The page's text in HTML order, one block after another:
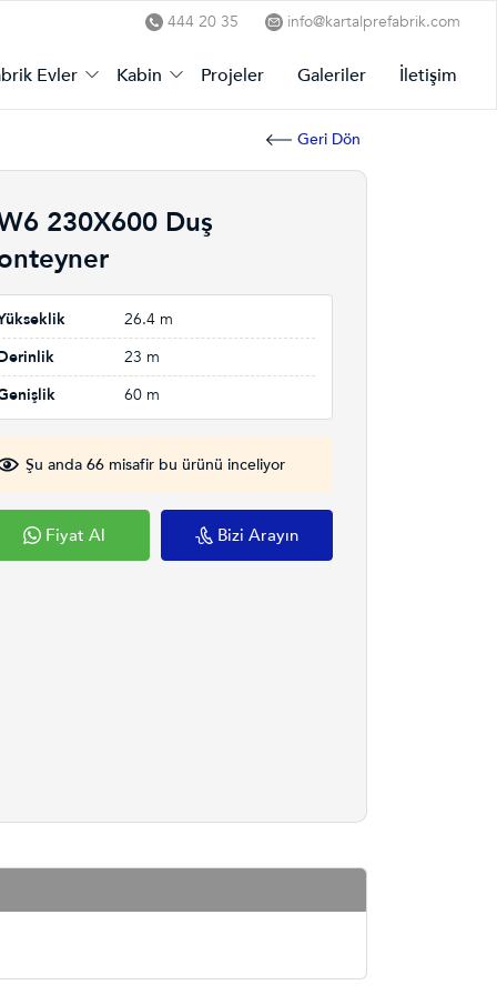
444 20 35 info@kartalprefabrik.com
Evler Kabin Projeler Galeriler İletişim
Geri Dön
230X600 Duş
26.4 m
23 m
60 m
Şu anda 66 misafir bu ürünü inceliyor
Fiyat Al Bizi Arayın